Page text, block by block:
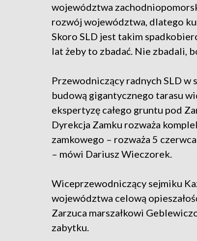
województwa
rozwój województwa, dlatego
Skoro SLD jest takim
lat żeby to zbadać. Nie zbadali,
Przewodniczący radnych SLD w
budową gigantycznego tarasu
ekspertyzę całego gruntu pod
Dyrekcja Zamku rozważa
zamkowego – rozważa 5
– mówi Dariusz Wieczorek.
Wiceprzewodniczący sejmiku
województwa celową
Zarzuca marszałkowi
zabytku.